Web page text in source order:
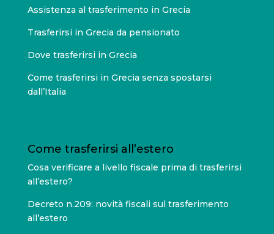
Assistenza al trasferimento in Grecia
Trasferirsi in Grecia da pensionato
Dove trasferirsi in Grecia
Come trasferirsi in Grecia senza spostarsi
dall’Italia
Come trasferirsi all’estero
Cosa verificare a livello fiscale prima di trasferirsi
all’estero?
Decreto n.209: novità fiscali sul trasferimento
all’estero